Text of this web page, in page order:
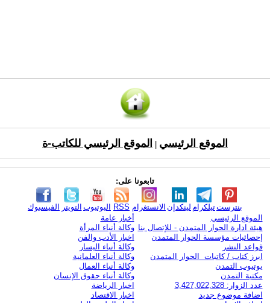
الموقع الرئيسي الموقع الرئيسي للكاتب-ة
تابعونا على:
الفيسبوك التويتر اليوتيوب RSS الانستغرام لينكدإن تيلكرامبنترست
الموقع الرئيسي
هيئة ادارة الحوار المتمدن - للإتصال بنا
إحصائيات مؤسسة الحوار المتمدن
قواعد النشر
ابرز كتاب / كاتبات الحوار المتمدن
يوتيوب التمدن
مكتبة التمدن
عدد الزوار: 3,427,022,328
اضافة موضوع جديد
أخبار عامة
وكالة أنباء المرأة
اخبار الأدب والفن
وكالة أنباء اليسار
وكالة أنباء العلمانية
وكالة أنباء العمال
وكالة أنباء حقوق الإنسان
اخبار الرياضة
اخبار الاقتصاد